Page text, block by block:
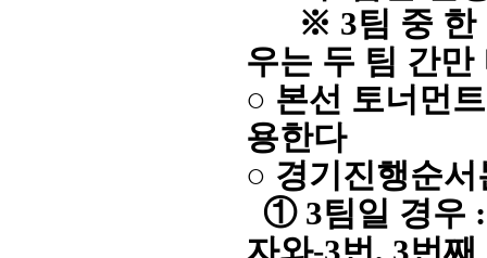
※ 3팀 중 한
우는 두 팀 간만
○ 본선 토너먼
용한다
○ 경기진행순서
① 3팀일 경우 :